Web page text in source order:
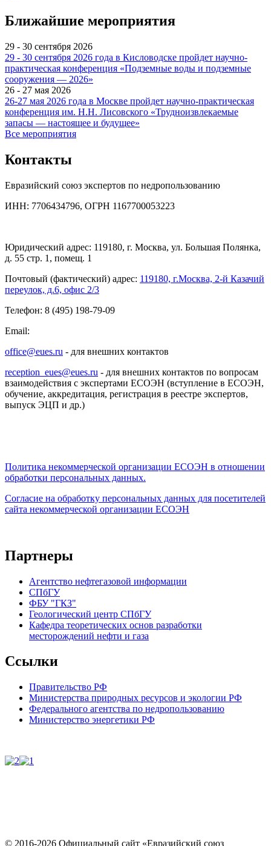
Ближайшие мероприятия
29 - 30 сентября 2026
29 - 30 сентября 2026 года в Кисловодске пройдет научно-
практическая конференция «Подземные воды и подземные
сооружения — 2026»
26 - 27 мая 2026
26-27 мая 2026 года в Москве пройдет научно-практическая
конференция им. Н.Н. Лисовского «Трудноизвлекаемые
запасы — настоящее и будущее»
Все мероприятия
Контакты
Евразийский союз экспертов по недропользованию
ИНН: 7706434796, ОГРН 1167700053223
Юридический адрес: 119180, г. Москва, ул. Большая Полянка,
д. 55 стр. 1, помещ. 1
Почтовый (фактический) адрес: 119180, г.Москва, 2-й Казачий
переулок, д.6, офис 2/3
Телефон: 8 (495) 198-79-09
Email:
office@eues.ru - для внешних контактов
reception_eues@eues.ru - для внешних контактов по вопросам
взаимодействия с экспертами ЕСОЭН (вступление в ЕСОЭН,
обучение, аккредитация, регистрация в реестре экспертов,
выпуск ЭЦП и др.)
Политика некоммерческой организации ЕСОЭН в отношении
обработки персональных данных.
Согласие на обработку персональных данных для посетителей
сайта некоммерческой организации ЕСОЭН
Партнеры
Агентство нефтегазовой информации
СПбГУ
ФБУ "ГКЗ"
Геологический центр СПбГУ
Кафедра теоретических основ разработки
месторождений нефти и газа
Ссылки
Правительство РФ
Министерства природных ресурсов и экологии РФ
Федерального агентства по недропользованию
Министерство энергетики РФ
© 2016-2026 Официальный сайт «Евразийский союз